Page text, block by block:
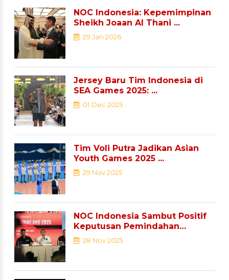
NOC Indonesia: Kepemimpinan
Sheikh Joaan Al Thani ...
29 Jan 2026
Jersey Baru Tim Indonesia di
SEA Games 2025: ...
01 Dec 2025
Tim Voli Putra Jadikan Asian
Youth Games 2025 ...
29 Nov 2025
NOC Indonesia Sambut Positif
Keputusan Pemindahan
Sejumlah ...
28 Nov 2025